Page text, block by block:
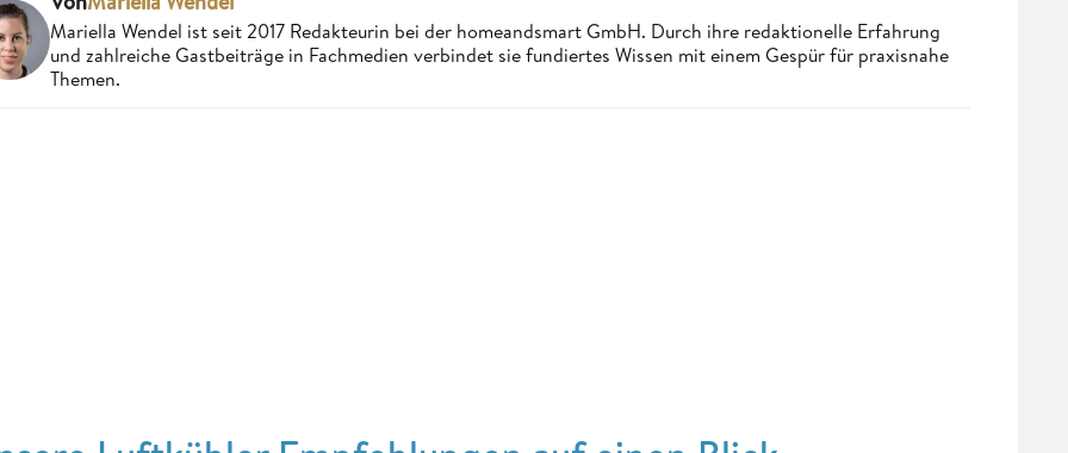
Mariella Wendel ist seit 2017 Redakteurin bei der homeandsmart GmbH. Durch ihre redaktionelle Erfahrung
und zahlreiche Gastbeiträge in Fachmedien verbindet sie fundiertes Wissen mit einem Gespür für praxisnahe
Themen.